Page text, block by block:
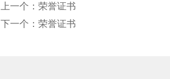
上一个： 荣誉证书
下一个： 荣誉证书